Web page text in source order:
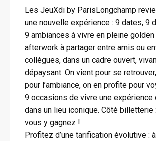
Les JeuXdi by ParisLongchamp
une nouvelle expérience : 9 dates, 9
9 ambiances à vivre en pleine golden
afterwork à partager entre amis ou
collègues, dans un cadre ouvert,
dépaysant. On vient pour se
pour l’ambiance, on en profite pour
9 occasions de vivre une
dans un lieu iconique. Côté billetterie
vous y gagnez !
Profitez d’une tarification évolutive :